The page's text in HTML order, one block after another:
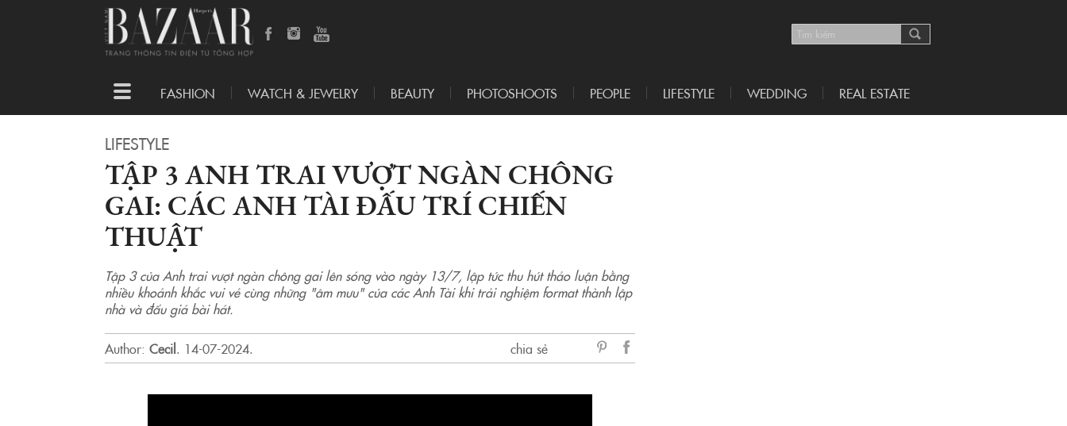
Toggle
navigation
FASHION WATCH & JEWELRY BEAUTY PHOTOSHOOTS PEOPLE LIFESTYLE WEDDING REAL ESTATE
LIFESTYLE
TẬP 3 ANH TRAI VƯỢT NGÀN CHÔNG
GAI: CÁC ANH TÀI ĐẤU TRÍ CHIẾN
THUẬT
Tập 3 của Anh trai vượt ngàn chông gai lên sóng vào ngày 13/7, lập tức thu hút thảo luận bằng
nhiều khoảnh khắc vui vẻ cùng những "âm mưu" của các Anh Tài khi trải nghiệm format thành lập
nhà và đấu giá bài hát.
Author: Cecil. 14-07-2024.
chia sẻ